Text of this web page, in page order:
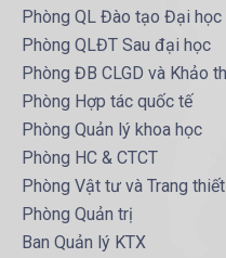
Phòng QL Đào tạo Đại học
Phòng QLĐT Sau đại học
Phòng ĐB CLGD và Khảo
Phòng Hợp tác quốc tế
Phòng Quản lý khoa học
Phòng HC & CTCT
Phòng Vật tư và Trang
Phòng Quản trị
Ban Quản lý KTX